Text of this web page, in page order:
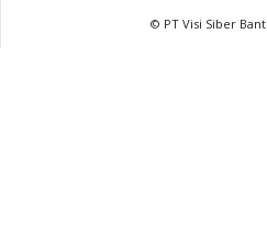
© PT Visi Siber